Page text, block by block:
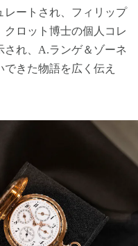
レートされ、フィリップ
ロット博士の個人コレ
され、A.ランゲ＆ゾーネ
きた物語を広く伝え